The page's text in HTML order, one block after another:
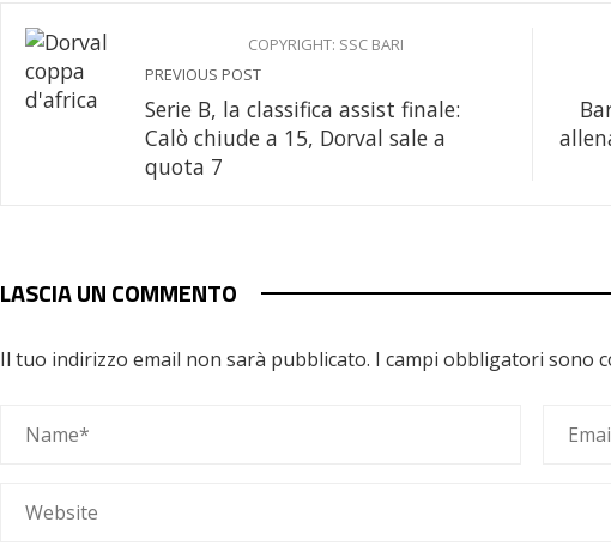
COPYRIGHT: SSC BARI
PREVIOUS POST
Serie B, la classifica assist finale:
Calò chiude a 15, Dorval sale a
quota 7
LASCIA UN COMMENTO
Il tuo indirizzo email non sarà pubblicato. I campi obbligatori sono